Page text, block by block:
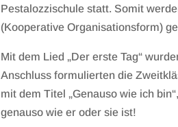
Pestalozzischule statt. Somit
(Kooperative Organisationsform)
Mit dem Lied „Der erste Tag“
Anschluss formulierten die
mit dem Titel „Genauso wie ich
genauso wie er oder sie ist!